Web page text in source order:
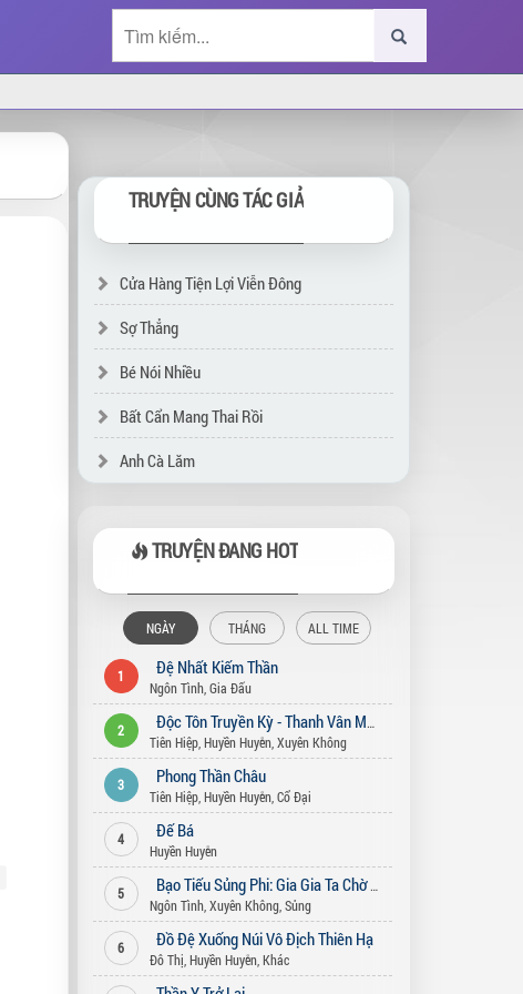
TRUYỆN CÙNG TÁC GIẢ
Cửa Hàng Tiện Lợi Viễn Đông
Sợ Thẳng
Bé Nói Nhiều
Bất Cẩn Mang Thai Rồi
Anh Cà Lăm
TRUYỆN ĐANG HOT
NGÀY THÁNG ALL TIME
1 Đệ Nhất Kiếm Thần
Ngôn Tình, Gia Đấu
2
Độc Tôn Truyền Kỳ - Thanh Vân Môn
Tiên Hiệp, Huyền Huyễn, Xuyên Không
3 Phong Thần Châu
Tiên Hiệp, Huyền Huyễn, Cổ Đại
4 Đế Bá
Huyền Huyễn
5
Bạo Tiếu Sủng Phi: Gia Gia Ta Chờ Ngươi Bỏ Vợ (Song Thế Sủng Phi)
Ngôn Tình, Xuyên Không, Sủng
6 Đồ Đệ Xuống Núi Vô Địch Thiên Hạ
Đô Thị Huyền Huyễn, Khác